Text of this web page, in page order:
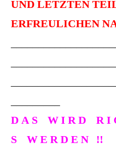
UND LETZTEN
ERFREULICHEN
D A S W I R D R I
S W E R D E N !!